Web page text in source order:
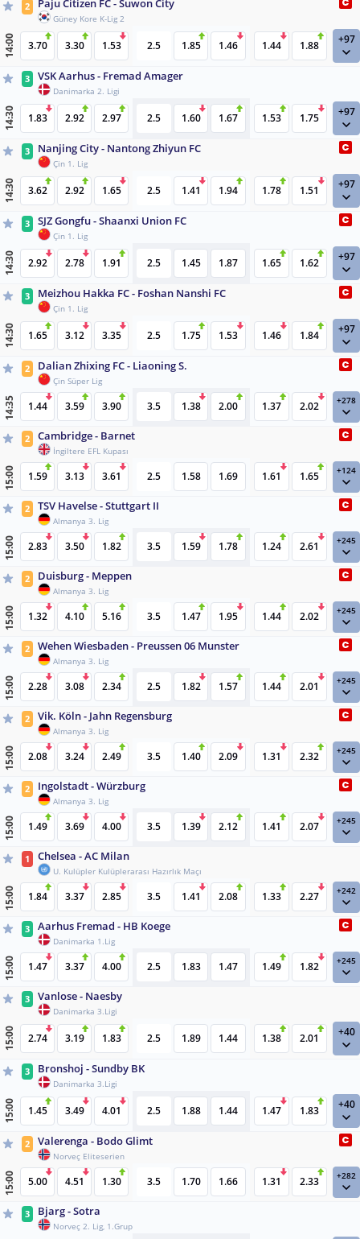
2 Paju Citizen FC - Suwon City
Güney Kore K-Lig 2
14:00 3.70 3.30 1.53 2.5 1.85 1.46 1.44 1.88 +97
3 VSK Aarhus - Fremad Amager
Danimarka 2. Ligi
14:30 1.83 2.92 2.97 2.5 1.60 1.67 1.53 1.75 +97
3 Nanjing City - Nantong Zhiyun FC
Çin 1. Lig
14:30 3.62 2.92 1.65 2.5 1.41 1.94 1.78 1.51 +97
3 SJZ Gongfu - Shaanxi Union FC
Çin 1. Lig
14:30 2.92 2.78 1.91 2.5 1.45 1.87 1.65 1.62 +97
3 Meizhou Hakka FC - Foshan Nanshi FC
Çin 1. Lig
14:30 1.65 3.12 3.35 2.5 1.75 1.53 1.46 1.84 +97
2 Dalian Zhixing FC - Liaoning S.
Çin Süper Lig
14:35 1.44 3.59 3.90 3.5 1.38 2.00 1.37 2.02 +278
2 Cambridge - Barnet
İngiltere EFL Kupası
15:00 1.59 3.13 3.61 2.5 1.58 1.69 1.61 1.65 +124
2 TSV Havelse - Stuttgart II
Almanya 3. Lig
15:00 2.83 3.50 1.82 3.5 1.59 1.78 1.24 2.61 +245
2 Duisburg - Meppen
Almanya 3. Lig
15:00 1.32 4.10 5.16 3.5 1.47 1.95 1.44 2.02 +245
2 Wehen Wiesbaden - Preussen 06 Munster
Almanya 3. Lig
15:00 2.28 3.08 2.34 2.5 1.82 1.57 1.44 2.01 +245
2 Vik. Köln - Jahn Regensburg
Almanya 3. Lig
15:00 2.08 3.24 2.49 3.5 1.40 2.09 1.31 2.32 +245
2 Ingolstadt - Würzburg
Almanya 3. Lig
15:00 1.49 3.69 4.00 3.5 1.39 2.12 1.41 2.07 +245
1 Chelsea - AC Milan
U. Kulüpler Kulüplerarası Hazırlık Maçı
15:00 1.84 3.37 2.85 3.5 1.41 2.08 1.33 2.27 +242
3 Aarhus Fremad - HB Koege
Danimarka 1.Lig
15:00 1.47 3.37 4.00 2.5 1.83 1.47 1.49 1.82 +245
3 Vanlose - Naesby
Danimarka 3.Ligi
15:00 2.74 3.19 1.83 2.5 1.89 1.44 1.38 2.01 +40
3 Bronshoj - Sundby BK
Danimarka 3.Ligi
15:00 1.45 3.49 4.01 2.5 1.88 1.44 1.47 1.83 +40
2 Valerenga - Bodo Glimt
Norveç Eliteserien
15:00 5.00 4.51 1.30 3.5 1.70 1.66 1.31 2.33 +282
3 Bjarg - Sotra
Norveç 2. Lig, 1.Grup